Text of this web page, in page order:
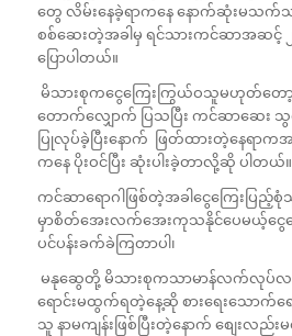
တွေ လိမ်းနေခဲ့ရာကနေ နောက်ဆုံးမသက်သ
စစ်ဆေးတဲ့အခါမှ ရင်သားကင်ဆာအဆင့်
ပြောပါတယ်။
မိသားစုကငွေကြေးကြွယ်ဝသူမဟုတ်တော့
တောက်လျှောက် ပြသပြီး ကင်ဆာဆေး သွ
ပြုလုပ်ခဲ့ပြီးနောက် ဖြတ်ထားတဲ့နေရာ
ကနေ ပိုးဝင်ပြီး ဆုံးပါးခဲ့တာလို့ဆို ပါတယ်။
ကင်ဆာရောဂါဖြစ်တဲ့အခါငွေကြေးပြ
မှာစိတ်အေးလက်အေးကုသနိုင်ပေမယ့်ငွေ
ပင်ပန်းခက်ခဲကြတာပါ၊
မနုဆွေတို့ မိသားစုကသာမာန်လက်လုပ်လက်စ
ရောင်းမထွက်ရတဲ့နေ့ဆို စားရေးသော
သူ နာမကျန်းဖြစ်ပြီးတဲ့နောက် စျေးလည်